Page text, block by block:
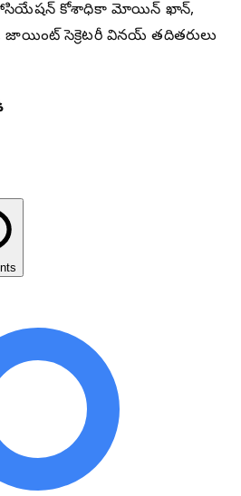
కోశాధికారి మోయిన్ ఖాన్,
సెక్రెటరీ వినయ్ తదితరులు